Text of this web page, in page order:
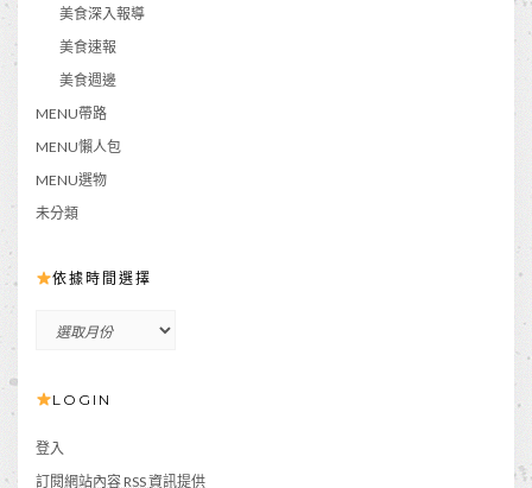
美食深入報導
美食速報
美食週邊
MENU帶路
MENU懶人包
MENU選物
未分類
依據時間選擇
間
擇
LOGIN
登入
訂閱網站內容 RSS 資訊提供